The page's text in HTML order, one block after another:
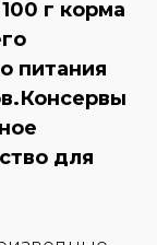
г корма
питания
для